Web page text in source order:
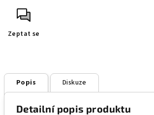
Zeptat se
Popis Diskuze
Detailní popis produktu